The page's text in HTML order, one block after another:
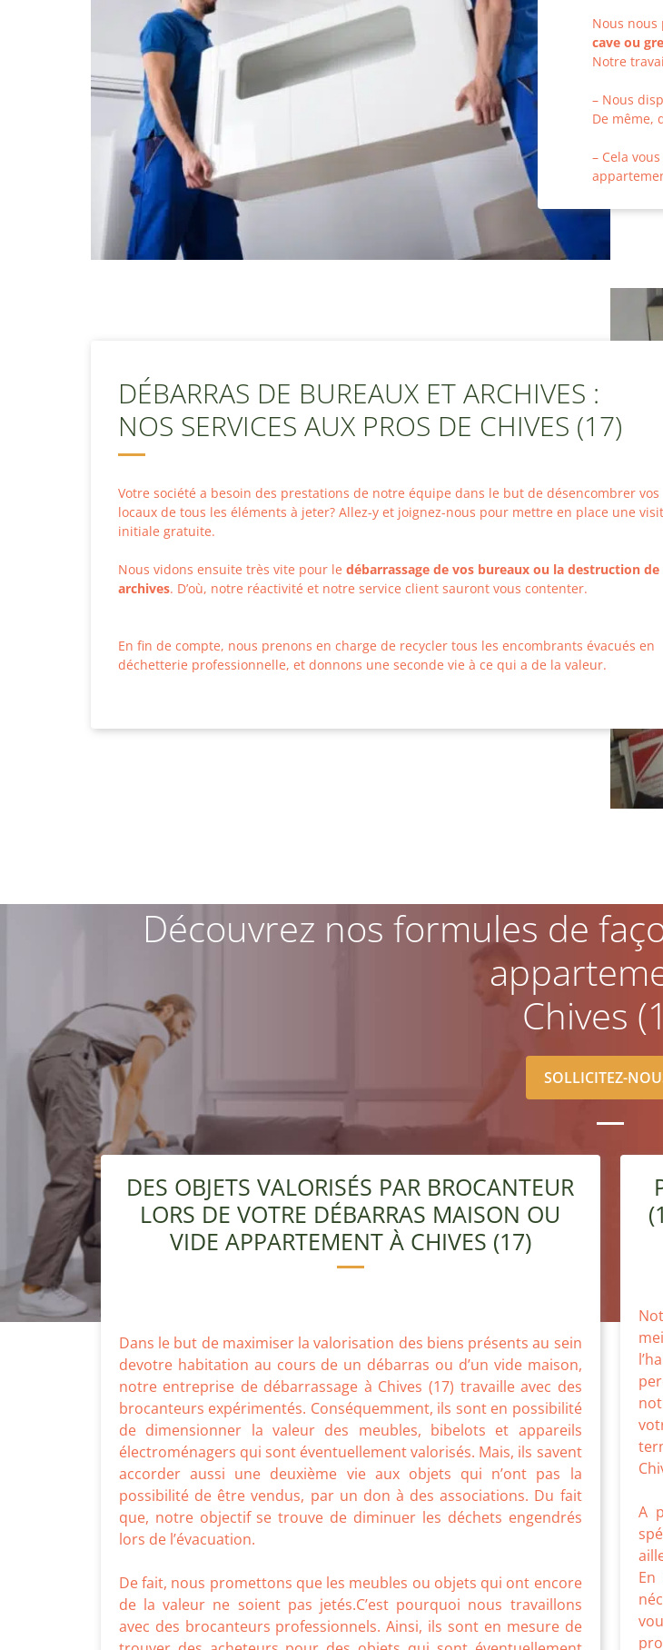
Nous nous
cave ou
Notre
– Nous
De même,
– Cela
DÉBARRAS DE BUREAUX ET ARCHIVES :
NOS SERVICES AUX PROS DE CHIVES (17)
Votre société a besoin des prestations de notre équipe dans le but de désencombrer vos
locaux de tous les éléments à jeter? Allez-y et joignez-nous pour mettre en place une
initiale gratuite.
Nous vidons ensuite très vite pour le débarrassage de vos bureaux ou la destruction de
archives. D’où, notre réactivité et notre service client sauront vous contenter.
En fin de compte, nous prenons en charge de recycler tous les encombrants évacués en
déchetterie professionnelle, et donnons une seconde vie à ce qui a de la valeur.
Découvrez nos formules de
Chives
SOLLICITEZ-
DES OBJETS VALORISÉS PAR BROCANTEUR
LORS DE VOTRE DÉBARRAS MAISON OU
VIDE APPARTEMENT À CHIVES (17)
Dans le but de maximiser la valorisation des biens présents au sein
devotre habitation au cours de un débarras ou d’un vide maison,
notre entreprise de débarrassage à Chives (17) travaille avec des
brocanteurs expérimentés. Conséquemment, ils sont en possibilité
de dimensionner la valeur des meubles, bibelots et appareils
électroménagers qui sont éventuellement valorisés. Mais, ils savent
accorder aussi une deuxième vie aux objets qui n’ont pas la
possibilité de être vendus, par un don à des associations. Du fait
que, notre objectif se trouve de diminuer les déchets engendrés
lors de l’évacuation.
De fait, nous promettons que les meubles ou objets qui ont encore
de la valeur ne soient pas jetés.C’est pourquoi nous travaillons
avec des brocanteurs professionnels. Ainsi, ils sont en mesure de
A